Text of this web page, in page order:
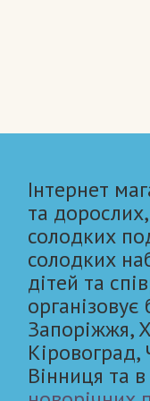
Інтернет
та
солодких
солодких
дітей та
Запоріжжя,
Вінниця та